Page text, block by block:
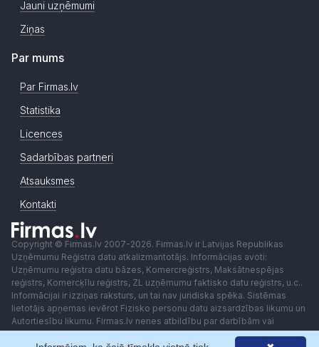
Jauni uzņēmumi
Ziņas
Par mums
Par Firmas.lv
Statistika
Licences
Sadarbības partneri
Atsauksmes
Kontakti
Copyright © Firmas.lv 2007-2026. Firmas.lv ir Latvijas Republikas
Uzņēmumu Reģistra datu atkalizmantotājs. Informācijas avoti:
Uzņēmumu reģistra datu bāzes, Komercreģistrs, Maksātnespējas
reģistrs, Komercķīlu reģistrs, ZL uzņēmumu faktisko datu reģistrs, u.c..
Informācijai ir izziņas raksturs, un tai nav juridiska spēka. Sistēmas
lietotājs apņemas ievērot Fizisko personu datu aizsardzības likumu un
Autortiesību likumu. Firmas.lv nenes atbildību par darbībām vai
lēmumiem, kas balstīti uz saņemto pakalpojumu. Lietotājam aizliegts